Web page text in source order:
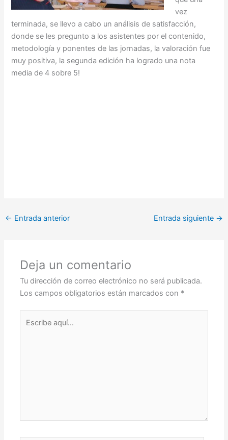
vez
terminada, se llevo a cabo un análisis de satisfacción,
donde se les pregunto a los asistentes por el contenido,
metodología y ponentes de las jornadas, la valoración fue
muy positiva, la segunda edición ha logrado una nota
media de 4 sobre 5!
← Entrada anterior Entrada siguiente →
Deja un comentario
Tu dirección de correo electrónico no será publicada.
Los campos obligatorios están marcados con *
aquí...